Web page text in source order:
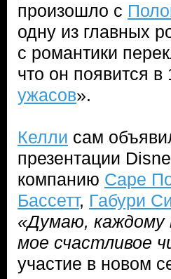
произошло с
одну из главных
с романтики
что он появится в
ужасов».
Келли сам
презентации
компанию Саре
Бассетт, Габури
«Думаю, каждому
мое счастливое
участие в новом